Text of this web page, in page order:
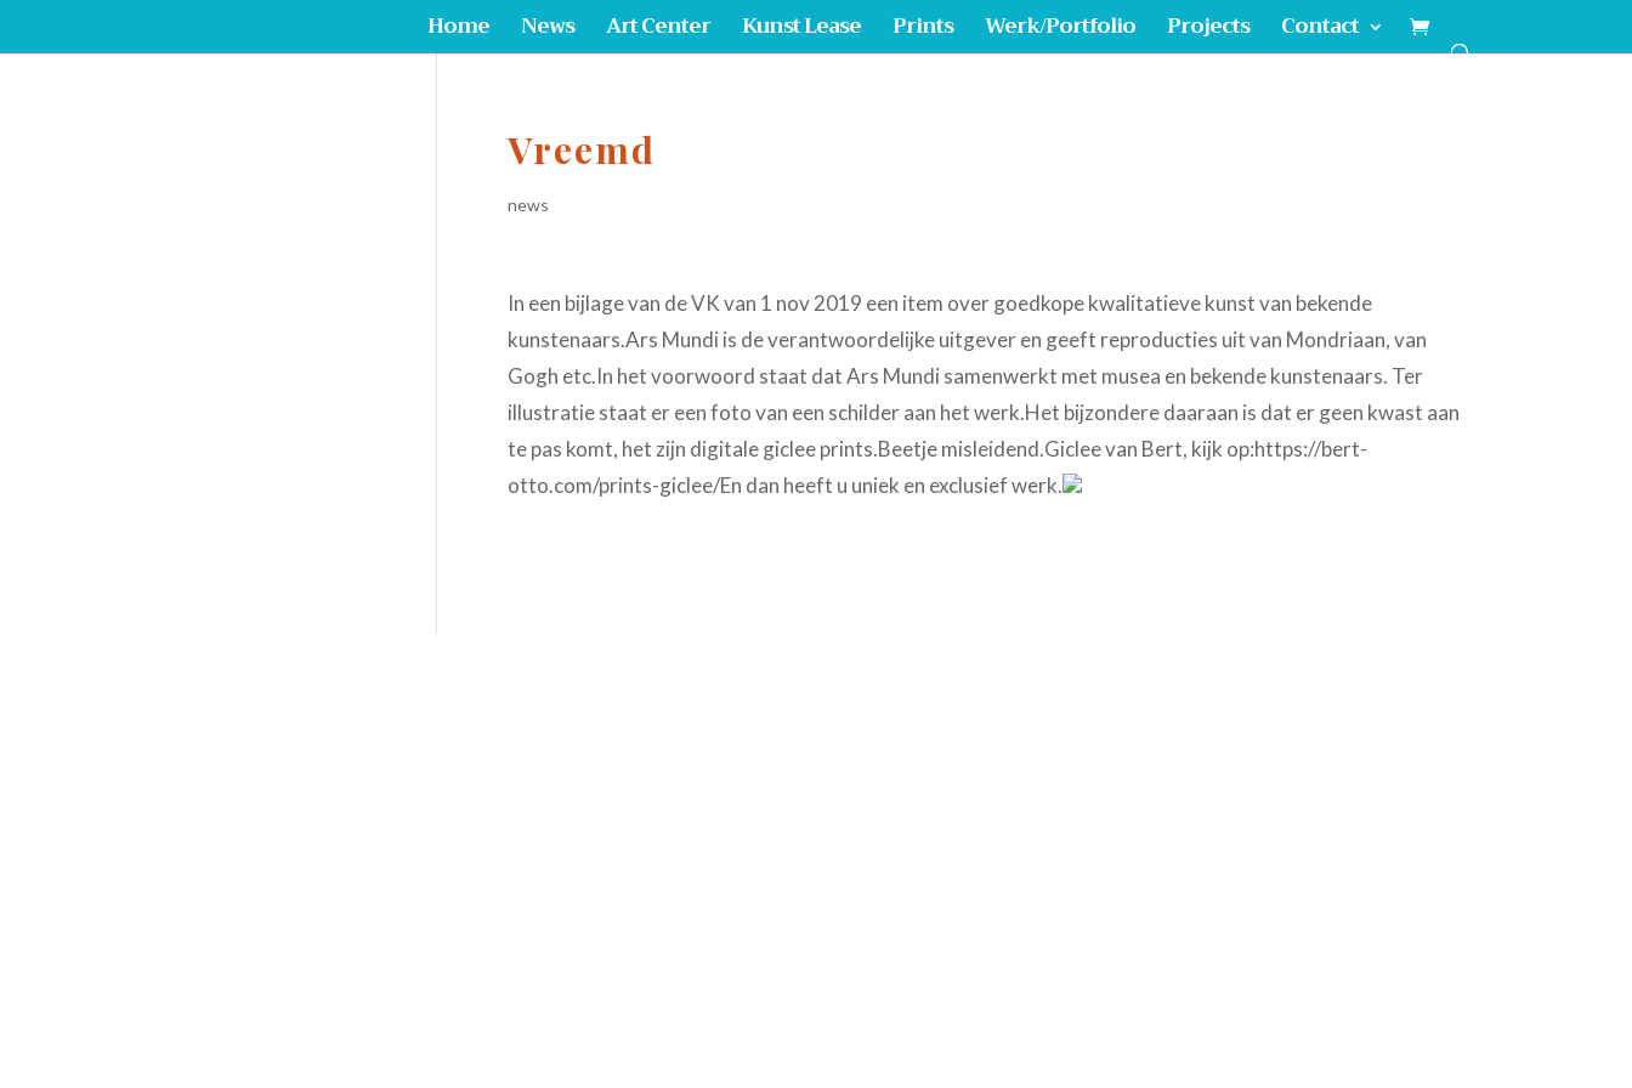
Home News Art Center Kunst Lease Prints Werk/Portfolio Projects Contact
Vreemd
news
In een bijlage van de VK van 1 nov 2019 een item over goedkope kwalitatieve kunst van bekende
kunstenaars.Ars Mundi is de verantwoordelijke uitgever en geeft reproducties uit van Mondriaan, van
Gogh etc.In het voorwoord staat dat Ars Mundi samenwerkt met musea en bekende kunstenaars. Ter
illustratie staat er een foto van een schilder aan het werk.Het bijzondere daaraan is dat er geen kwast aan
te pas komt, het zijn digitale giclee prints.Beetje misleidend.Giclee van Bert, kijk op:https://bert-
otto.com/prints-giclee/En dan heeft u uniek en exclusief werk.